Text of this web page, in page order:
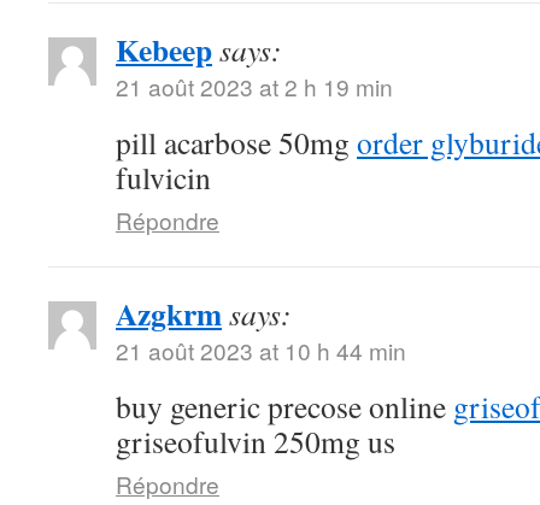
Kebeepsays:
21 août 2023 at 2 h 19 min
pill acarbose 50mg order
fulvicin
Répondre
Azgkrmsays:
21 août 2023 at 10 h 44 min
buy generic precose online
griseofulvin 250mg us
Répondre